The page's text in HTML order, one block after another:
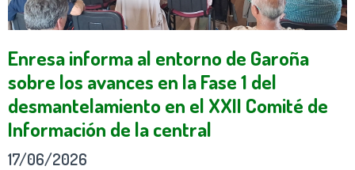
Enresa informa al entorno de Garoña
sobre los avances en la Fase 1 del
desmantelamiento en el XXII Comité de
Información de la central
17/06/2026